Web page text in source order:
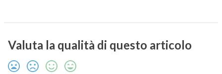
Valuta la qualità di questo articolo